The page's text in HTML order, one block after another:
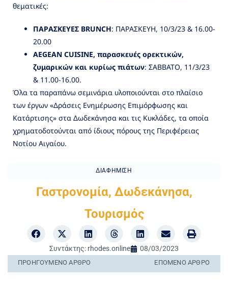
θεματικές:
ΠΑΡΑΣΚΕΥΕΣ BRUNCH: ΠΑΡΑΣΚΕΥΗ, 10/3/23 & 16.00-
20.00
AEGEAN CUISINE, παρασκευές ορεκτικών,
ζυμαρικών και κυρίως πιάτων: ΣΑΒΒΑΤΟ, 11/3/23
& 11.00-16.00.
Όλα τα παραπάνω σεμινάρια υλοποιούνται στο πλαίσιο
των έργων «Δράσεις Ενημέρωσης Επιμόρφωσης και
Κατάρτισης» στα Δωδεκάνησα και τις Κυκλάδες, τα οποία
χρηματοδοτούνται από ίδιους πόρους της Περιφέρειας
Νοτίου Αιγαίου.
ΔΙΑΦΉΜΙΣΗ
Γαστρονομία, Δωδεκάνησα,
Τουρισμός
Συντάκτης: rhodes.online 08/03/2023
ΠΡΟΗΓΟΎΜΕΝO ΆΡΘΡΟ ΕΠΌΜΕΝΟ ΆΡΘΡΟ